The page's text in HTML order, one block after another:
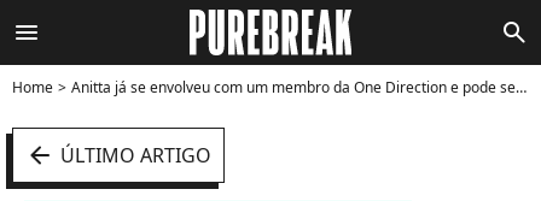
menu search
Home Anitta já se envolveu com um membro da One Direction e pode ser o próximo interesse amoroso de Harry Styles - Foto
arrow_left ÚLTIMO ARTIGO